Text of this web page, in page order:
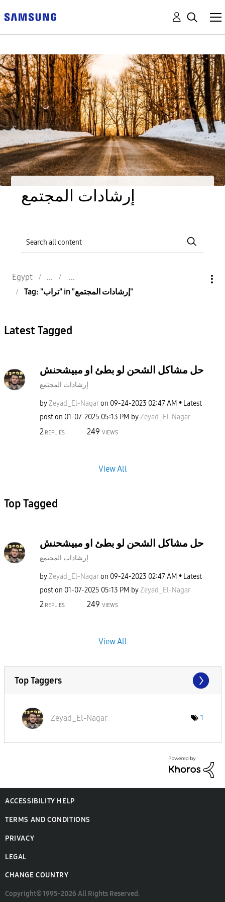
إرشادات المجتمع
Egypt
Tag: "تراب" in "إرشادات المجتمع"
Latest Tagged
حل مشاكل الشحن لو بطئ او مبيشحنش
إرشادات المجتمع
byZeyad_El-Nagaron ‎09-24-2023 02:47 AM
Latest
post on ‎01-07-2025 05:13 PM byZeyad_El-Nagar
2 REPLIES 249 VIEWS
View All
Top Tagged
حل مشاكل الشحن لو بطئ او مبيشحنش
إرشادات المجتمع
byZeyad_El-Nagaron ‎09-24-2023 02:47 AM
Latest
post on ‎01-07-2025 05:13 PM byZeyad_El-Nagar
2 REPLIES 249 VIEWS
View All
Top Taggers
Zeyad_El-Nagar 1
ACCESSIBILITY HELP
TERMS AND CONDITIONS
PRIVACY
LEGAL
CHANGE COUNTRY
Copyright© 1995-2026 All Rights Reserved.